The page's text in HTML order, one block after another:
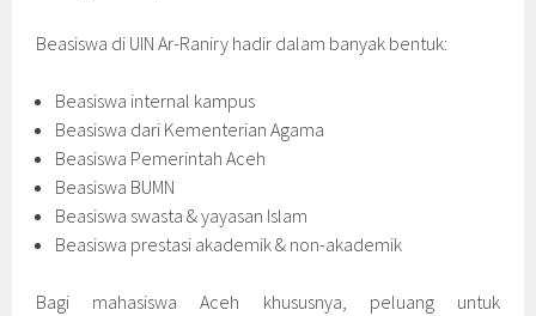
Beasiswa di UIN Ar-Raniry hadir dalam banyak bentuk:
Beasiswa internal kampus
Beasiswa dari Kementerian Agama
Beasiswa Pemerintah Aceh
Beasiswa BUMN
Beasiswa swasta & yayasan Islam
Beasiswa prestasi akademik & non-akademik
Bagi mahasiswa Aceh khususnya, peluang untuk